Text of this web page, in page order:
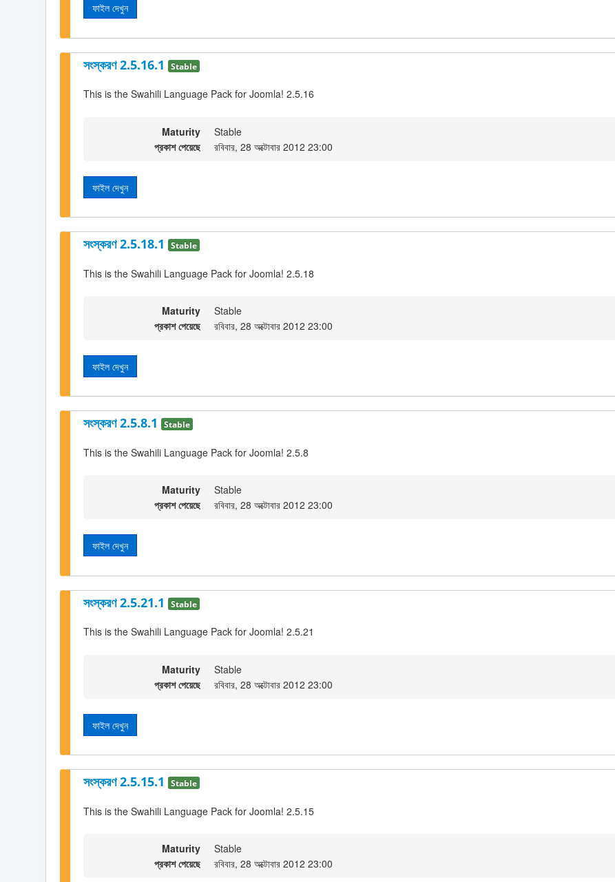
ফাইল দেখুন
সংস্করণ 2.5.16.1 Stable
This is the Swahili Language Pack for Joomla! 2.5.16
Maturity
Stable
প্রকাশ পেয়েছে
রবিবার, 28 অক্টোবার 2012 23:00
ফাইল দেখুন
সংস্করণ 2.5.18.1 Stable
This is the Swahili Language Pack for Joomla! 2.5.18
Maturity
Stable
প্রকাশ পেয়েছে
রবিবার, 28 অক্টোবার 2012 23:00
ফাইল দেখুন
সংস্করণ 2.5.8.1 Stable
This is the Swahili Language Pack for Joomla! 2.5.8
Maturity
Stable
প্রকাশ পেয়েছে
রবিবার, 28 অক্টোবার 2012 23:00
ফাইল দেখুন
সংস্করণ 2.5.21.1 Stable
This is the Swahili Language Pack for Joomla! 2.5.21
Maturity
Stable
প্রকাশ পেয়েছে
রবিবার, 28 অক্টোবার 2012 23:00
ফাইল দেখুন
সংস্করণ 2.5.15.1 Stable
This is the Swahili Language Pack for Joomla! 2.5.15
Maturity
Stable
প্রকাশ পেয়েছে
রবিবার, 28 অক্টোবার 2012 23:00